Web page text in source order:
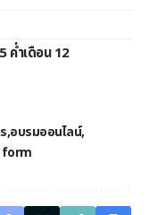
ค่ำเดือน 12
อบรมออนไลน์
form